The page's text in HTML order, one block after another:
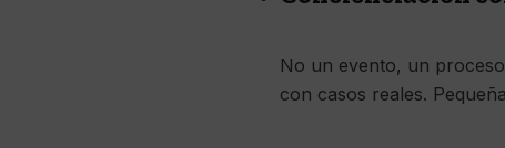
No un evento, un
con casos reales.